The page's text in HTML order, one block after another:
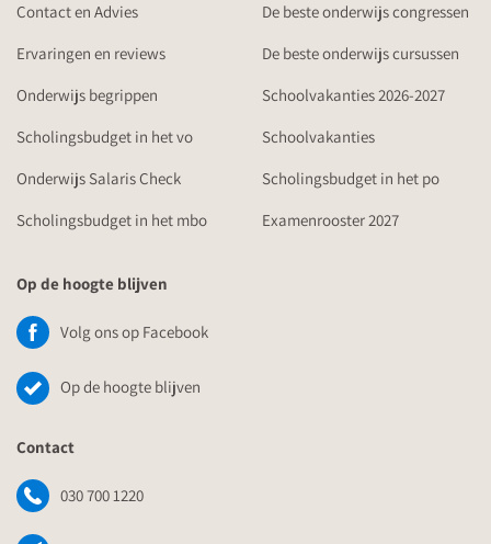
Contact en Advies
De beste onderwijs congressen
Ervaringen en reviews
De beste onderwijs cursussen
Onderwijs begrippen
Schoolvakanties 2026-2027
Scholingsbudget in het vo
Schoolvakanties
Onderwijs Salaris Check
Scholingsbudget in het po
Scholingsbudget in het mbo
Examenrooster 2027
Op de hoogte blijven
Volg ons op Facebook
Op de hoogte blijven
Contact
030 700 1220